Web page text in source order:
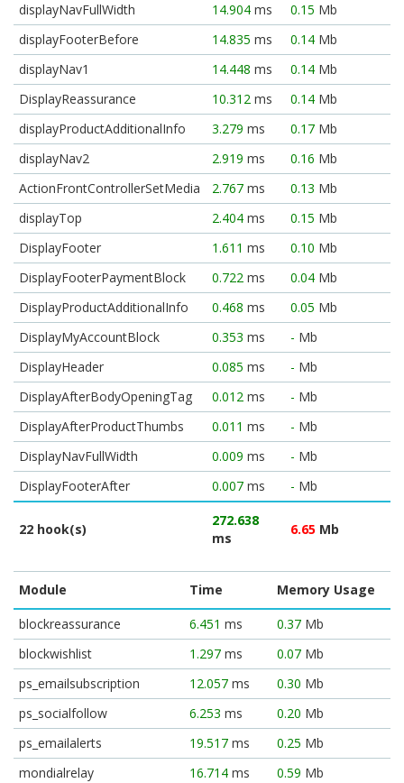
displayNavFullWidth
14.904 ms 0.15 Mb
displayFooterBefore
14.835 ms 0.14 Mb
displayNav1
14.448 ms 0.14 Mb
DisplayReassurance
10.312 ms 0.14 Mb
displayProductAdditionalInfo
3.279 ms 0.17 Mb
displayNav2
2.919 ms 0.16 Mb
ActionFrontControllerSetMedia
2.767 ms 0.13 Mb
displayTop
2.404 ms 0.15 Mb
DisplayFooter
1.611 ms 0.10 Mb
DisplayFooterPaymentBlock
0.722 ms 0.04 Mb
DisplayProductAdditionalInfo
0.468 ms 0.05 Mb
DisplayMyAccountBlock
0.353 ms - Mb
DisplayHeader
0.085 ms - Mb
DisplayAfterBodyOpeningTag
0.012 ms - Mb
DisplayAfterProductThumbs
0.011 ms - Mb
DisplayNavFullWidth
0.009 ms - Mb
DisplayFooterAfter
0.007 ms - Mb
22 hook(s)
272.638
ms
6.65 Mb
Module Time
Memory Usage
blockreassurance
6.451 ms 0.37 Mb
blockwishlist
1.297 ms 0.07 Mb
ps_emailsubscription
12.057 ms 0.30 Mb
ps_socialfollow
6.253 ms 0.20 Mb
ps_emailalerts
19.517 ms 0.25 Mb
mondialrelay
16.714 ms 0.59 Mb